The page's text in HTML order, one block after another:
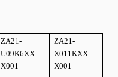
ZA21-
U09K6XX-
X001
ZA21-
X011KXX-
X001